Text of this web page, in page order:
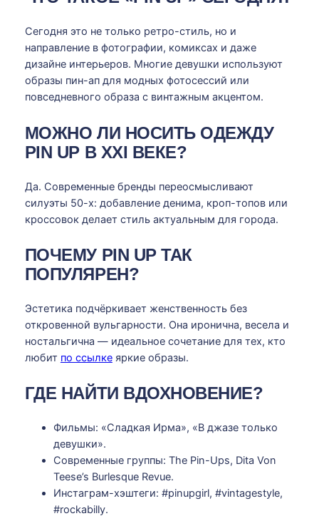
Сегодня это не только ретро-стиль, но и
направление в фотографии, комиксах и даже
дизайне интерьеров. Многие девушки используют
образы пин-ап для модных фотосессий или
повседневного образа с винтажным акцентом.
МОЖНО ЛИ НОСИТЬ ОДЕЖДУ
PIN UP В XXI ВЕКЕ?
Да. Современные бренды переосмысливают
силуэты 50-х: добавление денима, кроп-топов или
кроссовок делает стиль актуальным для города.
ПОЧЕМУ PIN UP ТАК
ПОПУЛЯРЕН?
Эстетика подчёркивает женственность без
откровенной вульгарности. Она иронична, весела и
ностальгична — идеальное сочетание для тех, кто
любит по ссылкеяркие образы.
ГДЕ НАЙТИ ВДОХНОВЕНИЕ?
Фильмы: «Сладкая Ирма», «В джазе только
девушки».
Современные группы: The Pin-Ups, Dita Von
Teese’s Burlesque Revue.
Инстаграм-хэштеги: #pinupgirl, #vintagestyle,
#rockabilly.